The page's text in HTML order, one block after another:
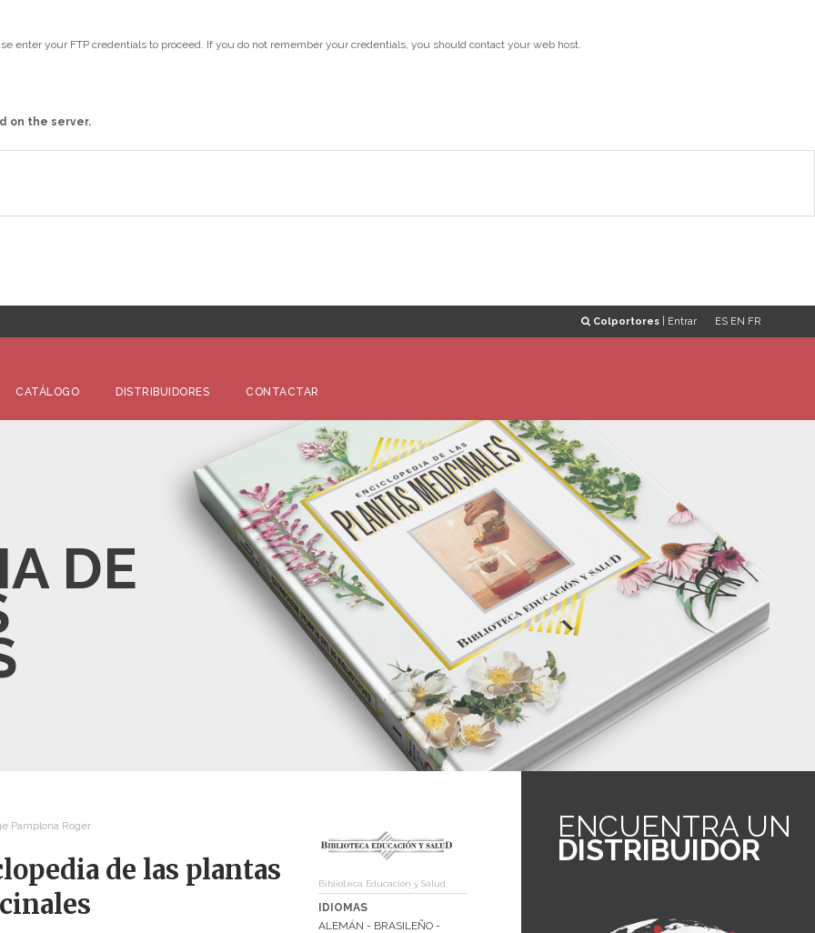
enter your FTP credentials to proceed. If you do not remember your credentials, you should contact your web host.
on the server.
Colportores Entrar ES EN FR
CATÁLOGO DISTRIBUIDORES CONTACTAR
DE
Pamplona Roger
de las plantas
Biblioteca Educación y Salud
IDIOMAS
ALEMÁN - BRASILEÑO -
ENCUENTRA UN
DISTRIBUIDOR